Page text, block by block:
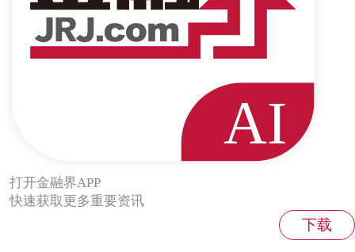
打开金融界APP
快速获取更多重要资讯